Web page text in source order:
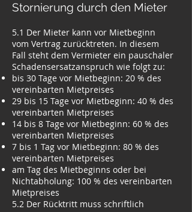
Stornierung durch den Mieter
5.1 Der Mieter kann vor Mietbeginn
vom Vertrag zurücktreten. In diesem
Fall steht dem Vermieter ein pauschaler
Schadensersatzanspruch wie folgt zu:
bis 30 Tage vor Mietbeginn: 20 % des
vereinbarten Mietpreises
29 bis 15 Tage vor Mietbeginn: 40 % des
vereinbarten Mietpreises
14 bis 8 Tage vor Mietbeginn: 60 % des
vereinbarten Mietpreises
7 bis 1 Tag vor Mietbeginn: 80 % des
vereinbarten Mietpreises
am Tag des Mietbeginns oder bei
Nichtabholung: 100 % des vereinbarten
Mietpreises
5.2 Der Rücktritt muss schriftlich